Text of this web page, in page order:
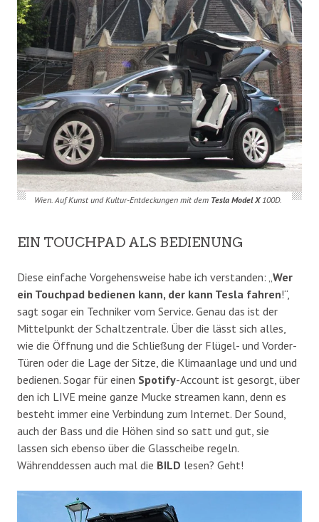
Wien. Auf Kunst und Kultur-Entdeckungen mit dem Tesla Model X100D.
EIN TOUCHPAD ALS BEDIENUNG
Diese einfache Vorgehensweise habe ich verstanden: „Wer
ein Touchpad bedienen kann, der kann Tesla fahren!“,
sagt sogar ein Techniker vom Service. Genau das ist der
Mittelpunkt der Schaltzentrale. Über die lässt sich alles,
wie die Öffnung und die Schließung der Flügel- und Vorder-
Türen oder die Lage der Sitze, die Klimaanlage und und und
bedienen. Sogar für einen Spotify-Account ist gesorgt, über
den ich LIVE meine ganze Mucke streamen kann, denn es
besteht immer eine Verbindung zum Internet. Der Sound,
auch der Bass und die Höhen sind so satt und gut, sie
lassen sich ebenso über die Glasscheibe regeln.
Währenddessen auch mal die BILD lesen? Geht!